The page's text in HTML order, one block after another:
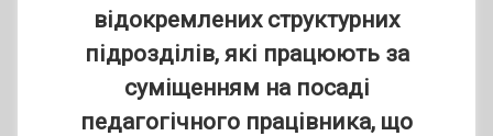
відокремлених структурних
підрозділів, які працюють за
суміщенням на посаді
педагогічного працівника, що